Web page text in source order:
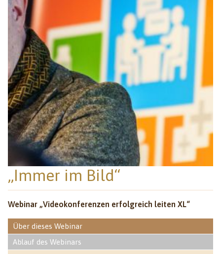
„Immer im Bild“
Webinar „Videokonferenzen erfolgreich leiten XL“
Über dieses Webinar
Ablauf des Webinars